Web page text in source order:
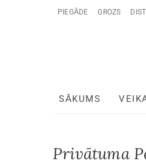
PIEGĀDE GROZS
SĀKUMS
Privātuma